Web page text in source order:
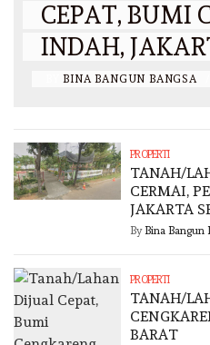
CEPAT, BUMI
INDAH,
BINA BANGUN BANGSA
PROPERTI
TANAH/
CERMAI,
JAKARTA
By Bina Bangun
PROPERTI
TANAH/
BARAT